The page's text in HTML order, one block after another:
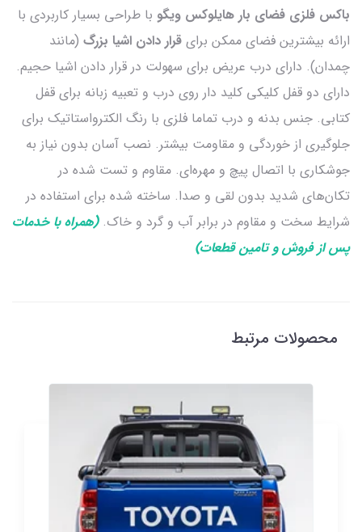
باکس فلزی فضای بار هایلوکس ویگو با طراحی بسیار کاربردی با
ارائه بیشترین فضای ممکن برای قرار دادن اشیا بزرگ (مانند
چمدان). دارای درب عریض برای سهولت در قرار دادن اشیا حجیم.
دارای دو قفل کلیکی کلید دار روی درب و تعبیه زبانه برای قفل
کتابی. جنس بدنه و درب تماما فلزی با رنگ الکترواستاتیک برای
جلوگیری از خوردگی و مقاومت بیشتر. نصب آسان بدون نیاز به
جوشکاری با اتصال پیچ و مهره‌ای. مقاوم و تست شده در
تکان‌های شدید بدون لقی و صدا. ساخته شده برای استفاده در
شرایط سخت و مقاوم در برابر آب و گرد و خاک. (همراه با خدمات
پس از فروش و تامین قطعات)
محصولات مرتبط